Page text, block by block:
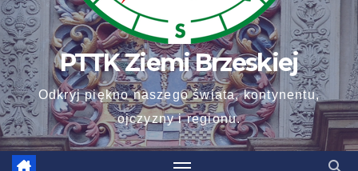
PTTK Ziemi Brzeskiej
Odkryj piękno naszego świata, kontynentu,
ojczyzny i regionu.